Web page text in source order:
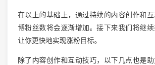
在以上的基础上，通过持续的内容创作和
博粉丝数将会逐渐增加。接下来我们将继续
让你更快地实现涨粉目标。
除了内容创作和互动技巧，以下几点也是